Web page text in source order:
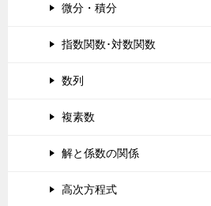
微分・積分
指数関数･対数関数
数列
複素数
解と係数の関係
高次方程式